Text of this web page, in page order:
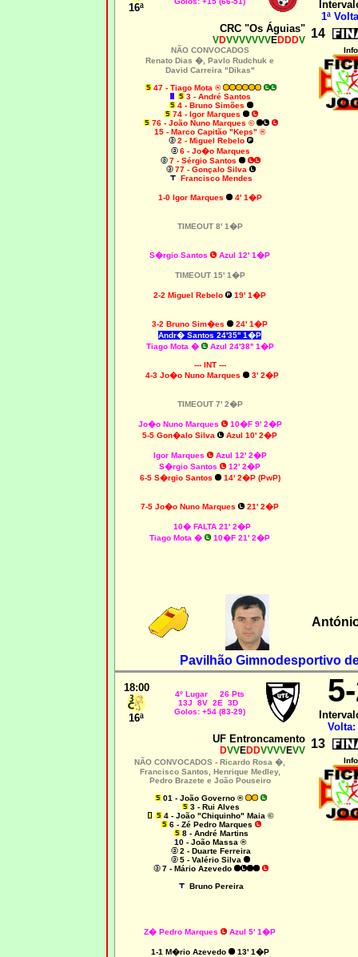
16ª
1ª
CRC "Os Águias"
VDVVVVVVVEDDDV 14
NÃO CONVOCADOS
Renato Dias �, Pavlo Rudchuk e
David Carreira "Dikas"
47 - Tiago Mota ®
3 - André Santos
4 - Bruno Simões
74 - Igor Marques
76 - João Nuno Marques ©
15 - Marco Capitão "Keps" ®
2 - Miguel Rebelo
6 - Jo�o Marques
7 - Sérgio Santos
77 - Gonçalo Silva
Francisco Mendes
1-0 Igor Marques 4' 1�P
TIMEOUT 8' 1�P
S�rgio Santos Azul 12' 1�P
TIMEOUT 15' 1�P
2-2 Miguel Rebelo 19' 1�P
3-2 Bruno Sim�es
24' 1�P
Andr� Santos 24'35'' 1�P
Tiago Mota �
Azul 24'38'' 1�P
--- INT ---
4-3 Jo�o Nuno Marques
3' 2�P
TIMEOUT 7' 2�P
Jo�o Nuno Marques
10�F 9' 2�P
5-5 Gon�alo Silva
Azul 10' 2�P
Igor Marques
Azul 12' 2�P
S�rgio Santos
12' 2�P
6-5 S�rgio Santos
14' 2�P (PwP)
7-5 Jo�o Nuno Marques 21' 2�P
10� FALTA 21' 2�P
Tiago Mota �
10�F 21' 2�P
Info
Pavilhão Gimnodesportivo
18:00
16ª
4º Lugar 26 Pts
13J 8V 2E 3D
Golos: +54 (83-29)
Volta:
UF Entroncamento
DVVEDDVVVVEVV 13
NÃO CONVOCADOS - Ricardo Rosa �,
Francisco Santos, Henrique Medley,
Pedro Brazete e João Pouseiro
01 - João Governo ®
3 - Rui Alves
4 - João "Chiquinho" Maia ©
6 - Zé Pedro Marques
8 - André Martins
10 - João Massa ®
2 - Duarte Ferreira
5 - Valério Silva
7 - Mário Azevedo
Bruno Pereira
Z� Pedro Marques Azul 5' 1�P
1-1 M�rio Azevedo 13' 1�P
Info